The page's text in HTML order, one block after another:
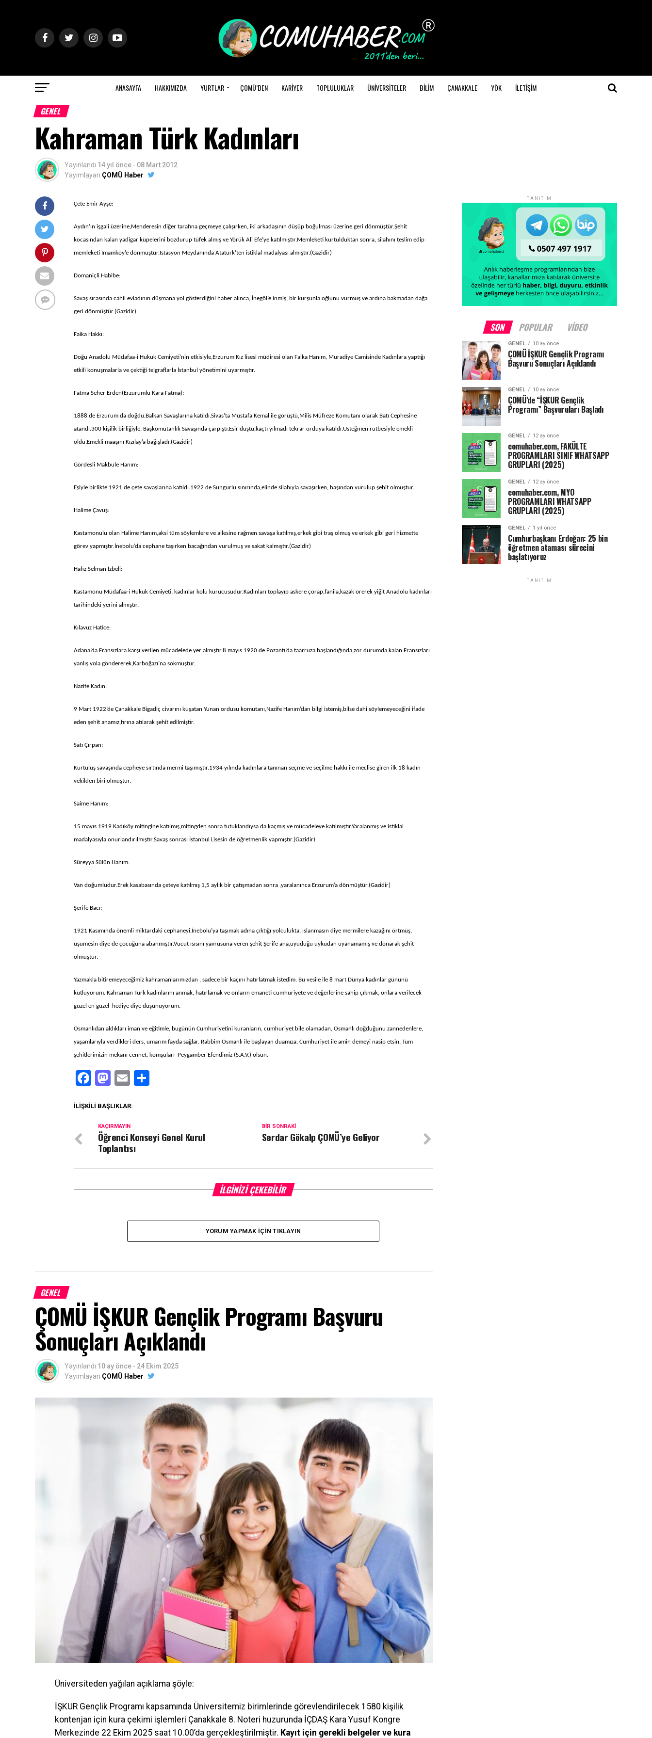
ANASAYFA HAKKIMIZDA YURTLAR ÇOMÜ’DEN KARİYER TOPLULUKLAR ÜNİVERSİTELER BİLİM ÇANAKKALE YÖK İLETİŞİM
GENEL
Kahraman Türk Kadınları
Yayınlandı 14 yıl önce - 08 Mart 2012
Yayımlayan ÇOMÜ Haber
Çete Emir Ayşe:
Aydın’ın işgali üzerine,Menderesin diğer tarafına geçmeye çalışırken, iki arkadaşının düşüp boğulması üzerine geri dönmüştür.Şehit
kocasından kalan yadigar küpelerini bozdurup tüfek almış ve Yörük Ali Efe’ye katılmıştır.Memleketi kurtulduktan sonra, silahını teslim edip
memleketi İmamköy’e dönmüştür.İstasyon Meydanında Atatürk’ten istiklal madalyası almıştır.(Gazidir)
Domaniçli Habibe:
Savaş sırasında cahil evladının düşmana yol gösterdiğini haber alınca, İnegöl’e inmiş, bir kurşunla oğlunu vurmuş ve ardına bakmadan dağa
geri dönmüştür.(Gazidir)
Faika Hakkı:
Doğu Anadolu Müdafaa-i Hukuk Cemiyeti’nin etkisiyle,Erzurum Kız lisesi müdiresi olan Faika Hanım, Muradiye Camisinde Kadınlara yaptığı
etkili konuşmalarla ve çektiği telgraflarla İstanbul yönetimini uyarmıştır.
Fatma Seher Erden(Erzurumlu Kara Fatma):
1888 de Erzurum da doğdu.Balkan Savaşlarına katıldı.Sivas’ta Mustafa Kemal ile görüştü,Milis Müfreze Komutanı olarak Batı Cephesine
atandı.300 kişilik birliğiyle, Başkomutanlık Savaşında çarpıştı.Esir düştü,kaçtı yılmadı tekrar orduya katıldı.Üsteğmen rütbesiyle emekli
oldu.Emekli maaşını Kızılay’a bağışladı.(Gazidir)
Gördesli Makbule Hanım:
Eşiyle birlikte 1921 de çete savaşlarına katıldı.1922 de Sungurlu sınırında,elinde silahıyla savaşırken, başından vurulup şehit olmuştur.
Halime Çavuş:
Kastamonulu olan Halime Hanım,aksi tüm söylemlere ve ailesine rağmen savaşa katılmış,erkek gibi traş olmuş ve erkek gibi geri hizmette
görev yapmıştır.İnebolu’da cephane taşırken bacağından vurulmuş ve sakat kalmıştır.(Gazidir)
Hafız Selman İzbeli:
Kastamonu Müdafaa-i Hukuk Cemiyeti, kadınlar kolu kurucusudur.Kadınları toplayıp askere çorap,fanila,kazak örerek yiğit Anadolu kadınları
tarihindeki yerini almıştır.
Kılavuz Hatice:
Adana’da Fransızlara karşı verilen mücadelede yer almıştır.8 mayıs 1920 de Pozantı’da taarruza başlandığında,zor durumda kalan Fransızları
yanlış yola göndererek,Karboğazı’na sokmuştur.
Nazife Kadın:
9 Mart 1922’de Çanakkale Bigadiç civarını kuşatan Yunan ordusu komutanı,Nazife Hanım’dan bilgi istemiş,bilse dahi söylemeyeceğini ifade
eden şehit anamız,fırına atılarak şehit edilmiştir.
Satı Çırpan:
Kurtuluş savaşında cepheye sırtında mermi taşımıştır.1934 yılında kadınlara tanınan seçme ve seçilme hakkı ile meclise giren ilk 18 kadın
vekilden biri olmuştur.
Saime Hanım:
15 mayıs 1919 Kadıköy mitingine katılmış,mitingden sonra tutuklandıysa da kaçmış ve mücadeleye katılmıştır.Yaralanmış ve istiklal
madalyasıyla onurlandırılmıştır.Savaş sonrası İstanbul Lisesin de öğretmenlik yapmıştır.(Gazidir)
Süreyya Sülün Hanım:
Van doğumludur.Erek kasabasında çeteye katılmış 1,5 aylık bir çatışmadan sonra ,yaralanınca Erzurum’a dönmüştür.(Gazidir)
Şerife Bacı:
1921 Kasımında önemli miktardaki cephaneyi,İnebolu’ya taşımak adına çıktığı yolculukta, ıslanmasın diye mermilere kazağını örtmüş,
üşümesin diye de çocuğuna abanmıştır.Vücut ısısını yavrusuna veren şehit Şerife ana,uyuduğu uykudan uyanamamış ve donarak şehit
olmuştur.
Yazmakla bitiremeyeceğimiz kahramanlarımızdan , sadece bir kaçını hatırlatmak istedim. Bu vesile ile 8 mart Dünya kadınlar gününü
kutluyorum. Kahraman Türk kadınlarını anmak, hatırlamak ve onların emaneti cumhuriyete ve değerlerine sahip çıkmak, onlara verilecek
güzel en güzel hediye diye düşünüyorum.
Osmanlıdan aldıkları iman ve eğitimle, bugünün Cumhuriyetini kuranların, cumhuriyet bile olamadan, Osmanlı doğduğunu zannedenlere,
yaşamlarıyla verdikleri ders, umarım fayda sağlar. Rabbim Osmanlı ile başlayan duamıza, Cumhuriyet ile amin demeyi nasip etsin. Tüm
şehitlerimizin mekanı cennet, komşuları Peygamber Efendimiz (S.A.V.) olsun.
Facebook
Mastodon
Email
İLIŞKILI BAŞLIKLAR:
BIR SONRAKI
Serdar Gökalp ÇOMÜ’ye Geliyor
KAÇIRMAYIN
Öğrenci Konseyi Genel Kurul
Toplantısı
İLGINIZI ÇEKEBILIR
YORUM YAPMAK İÇIN TIKLAYIN
GENEL
ÇOMÜ İŞKUR Gençlik Programı Başvuru
Sonuçları Açıklandı
Yayınlandı 10 ay önce - 24 Ekim 2025
Yayımlayan ÇOMÜ Haber
Üniversiteden yağılan açıklama şöyle:
İŞKUR Gençlik Programı kapsamında Üniversitemiz birimlerinde görevlendirilecek 1580 kişilik
kontenjan için kura çekimi işlemleri Çanakkale 8. Noteri huzurunda İÇDAŞ Kara Yusuf Kongre
Merkezinde 22 Ekim 2025 saat 10.00’da gerçekleştirilmiştir. Kayıt için gerekli belgeler ve kura
TANITIM
SON POPULAR VIDEO
GENEL 10 ay önce
ÇOMÜ İŞKUR Gençlik Programı
Başvuru Sonuçları Açıklandı
GENEL 10 ay önce
ÇOMÜ’de “İŞKUR Gençlik
Programı” Başvuruları Başladı
GENEL 12 ay önce
comuhaber.com, FAKÜLTE
PROGRAMLARI SINIF WHATSAPP
GRUPLARI (2025)
GENEL 12 ay önce
comuhaber.com, MYO
PROGRAMLARI WHATSAPP
GRUPLARI (2025)
GENEL 1 yıl önce
Cumhurbaşkanı Erdoğan: 25 bin
öğretmen ataması sürecini
başlatıyoruz
TANITIM